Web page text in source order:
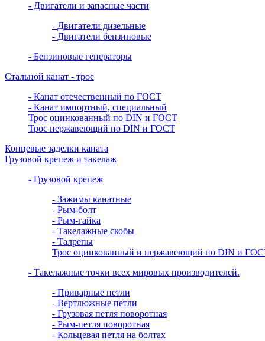
- Двигатели и запасные части
- Двигатели дизельные
- Двигатели бензиновые
- Бензиновые генераторы
Стальной канат - трос
- Канат отечественный по ГОСТ
- Канат импортный, специальный
Трос оцинкованный по DIN и ГОСТ
Трос нержавеющий по DIN и ГОСТ
Концевые заделки каната
Грузовой крепеж и такелаж
- Грузовой крепеж
- Зажимы канатные
- Рым-болт
- Рым-гайка
- Такелажные скобы
- Талрепы
Трос оцинкованный и нержавеющий по DIN и
- Такелажные точки всех мировых производителей.
- Приварные петли
- Вертлюжные петли
- Грузовая петля поворотная
- Рым-петля поворотная
- Кольцевая петля на болтах